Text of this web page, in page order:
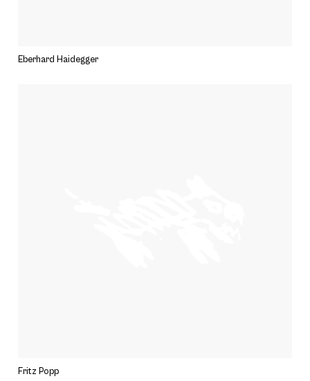
Eberhard Haidegger
Fritz Popp